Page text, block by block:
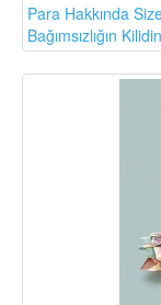
Para Hakkında
Bağımsızlığın